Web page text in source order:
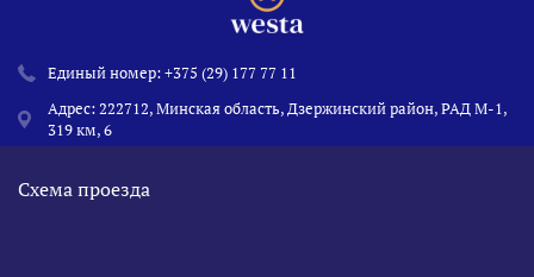
Единый номер:+375 (29) 177 77 11
Адрес: 222712, Минская область, Дзержинский район, РАД М-1,
319 км, 6
Схема проезда